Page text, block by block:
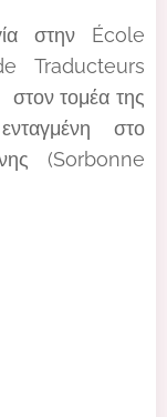
στην École
Traducteurs
τομέα της
στο
(Sorbonne